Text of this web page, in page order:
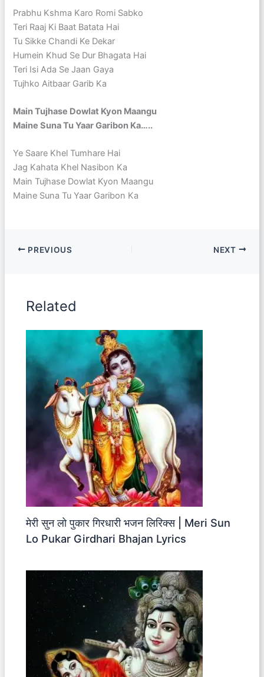
Prabhu Kshma Karo Romi Sabko
Teri Raaj Ki Baat Batata Hai
Tu Sikke Chandi Ke Dekar
Humein Khud Se Dur Bhagata Hai
Teri Isi Ada Se Jaan Gaya
Tujhko Aitbaar Garib Ka
Main Tujhase Dowlat Kyon Maangu
Maine Suna Tu Yaar Garibon Ka…..
Ye Saare Khel Tumhare Hai
Jag Kahata Khel Nasibon Ka
Main Tujhase Dowlat Kyon Maangu
Maine Suna Tu Yaar Garibon Ka
PREVIOUS NEXT
Related
मेरी सुन लो पुकार गिरधारी भजन लिरिक्स | Meri Sun
Lo Pukar Girdhari Bhajan Lyrics